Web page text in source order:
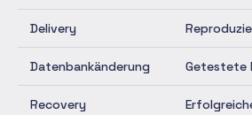
Delivery
Datenbankänderung Getestete
Recovery